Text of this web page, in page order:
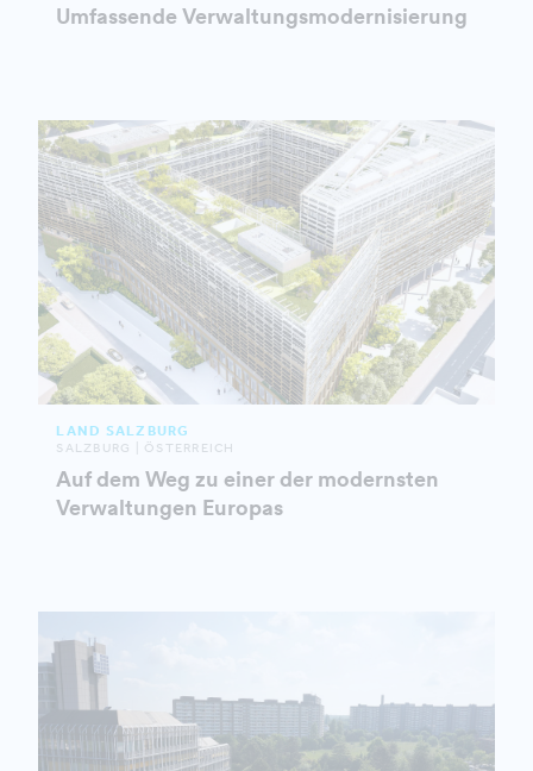
Umfassende Verwaltungsmodernisierung
LAND SALZBURG
SALZBURG | ÖSTERREICH
Auf dem Weg zu einer der modernsten
Verwaltungen Europas